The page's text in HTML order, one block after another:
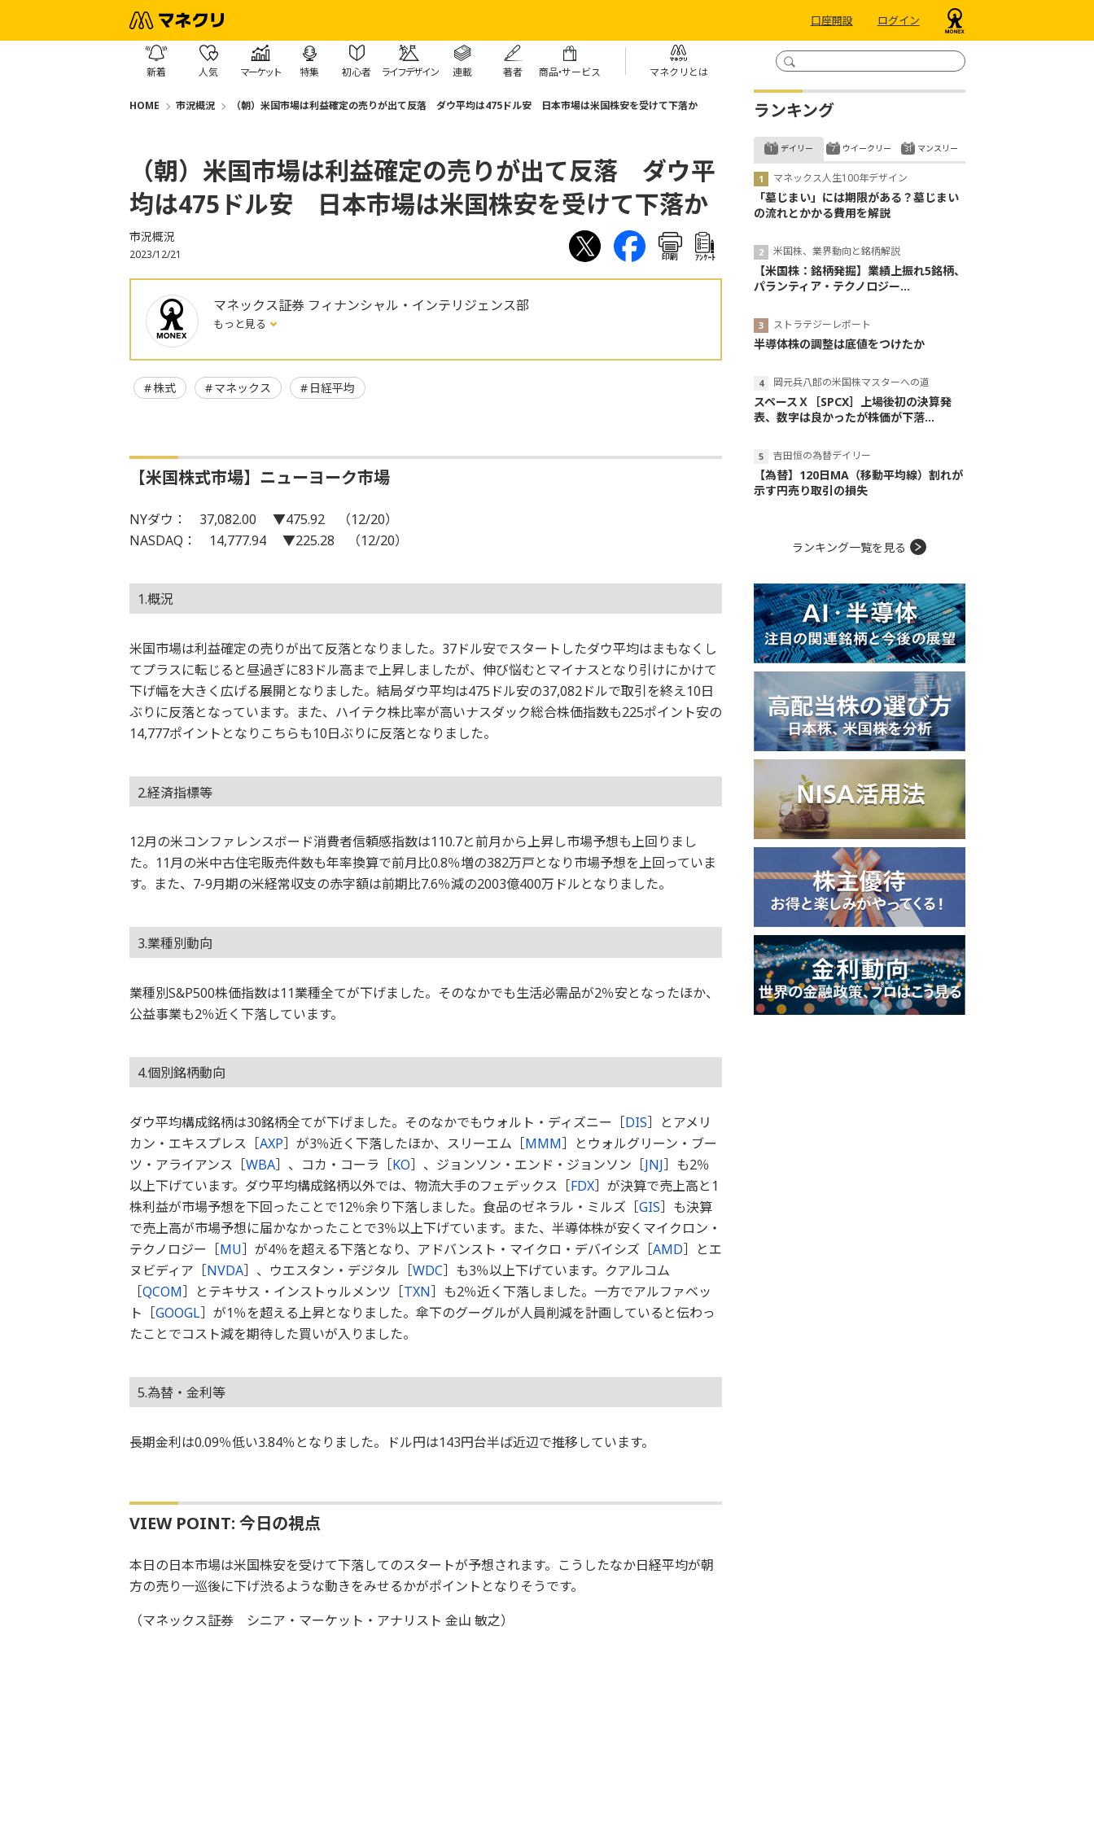
口座開設 ログイン
新着 人気 マーケット 特集 初心者 ライフデザイン 連載 著者 商品・サービス マネクリとは
HOME 市況概況 （朝）米国市場は利益確定の売りが出て反落 ダウ平均は475ドル安 日本市場は米国株安を受けて下落か
（朝）米国市場は利益確定の売りが出て反落 ダウ平
均は475ドル安 日本市場は米国株安を受けて下落か
市況概況
2023/12/21 印刷 ｱﾝｹｰﾄ
マネックス証券 フィナンシャル・インテリジェンス部
もっと見る
株式 マネックス 日経平均
【米国株式市場】ニューヨーク市場
NYダウ： 37,082.00 ▼475.92 （12/20）
NASDAQ： 14,777.94 ▼225.28 （12/20）
1.概況
米国市場は利益確定の売りが出て反落となりました。37ドル安でスタートしたダウ平均はまもなくし
てプラスに転じると昼過ぎに83ドル高まで上昇しましたが、伸び悩むとマイナスとなり引けにかけて
下げ幅を大きく広げる展開となりました。結局ダウ平均は475ドル安の37,082ドルで取引を終え10日
ぶりに反落となっています。また、ハイテク株比率が高いナスダック総合株価指数も225ポイント安の
14,777ポイントとなりこちらも10日ぶりに反落となりました。
2.経済指標等
12月の米コンファレンスボード消費者信頼感指数は110.7と前月から上昇し市場予想も上回りまし
た。11月の米中古住宅販売件数も年率換算で前月比0.8％増の382万戸となり市場予想を上回っていま
す。また、7-9月期の米経常収支の赤字額は前期比7.6％減の2003億400万ドルとなりました。
3.業種別動向
業種別S&P500株価指数は11業種全てが下げました。そのなかでも生活必需品が2％安となったほか、
公益事業も2％近く下落しています。
4.個別銘柄動向
ダウ平均構成銘柄は30銘柄全てが下げました。そのなかでもウォルト・ディズニー［DIS］とアメリ
カン・エキスプレス［AXP］が3％近く下落したほか、スリーエム［MMM］とウォルグリーン・ブー
ツ・アライアンス［WBA］、コカ・コーラ［KO］、ジョンソン・エンド・ジョンソン［JNJ］も2％
以上下げています。ダウ平均構成銘柄以外では、物流大手のフェデックス［FDX］が決算で売上高と1
株利益が市場予想を下回ったことで12％余り下落しました。食品のゼネラル・ミルズ［GIS］も決算
で売上高が市場予想に届かなかったことで3％以上下げています。また、半導体株が安くマイクロン・
テクノロジー［MU］が4％を超える下落となり、アドバンスト・マイクロ・デバイシズ［AMD］とエ
ヌビディア［NVDA］、ウエスタン・デジタル［WDC］も3％以上下げています。クアルコム
［QCOM］とテキサス・インストゥルメンツ［TXN］も2％近く下落しました。一方でアルファベッ
ト［GOOGL］が1％を超える上昇となりました。傘下のグーグルが人員削減を計画していると伝わっ
たことでコスト減を期待した買いが入りました。
5.為替・金利等
長期金利は0.09％低い3.84％となりました。ドル円は143円台半ば近辺で推移しています。
VIEW POINT: 今日の視点
本日の日本市場は米国株安を受けて下落してのスタートが予想されます。こうしたなか日経平均が朝
方の売り一巡後に下げ渋るような動きをみせるかがポイントとなりそうです。
（マネックス証券 シニア・マーケット・アナリスト 金山 敏之）
ランキング
デイリー
マネックス人生100年デザイン
「墓じまい」には期限がある？墓じまい
の流れとかかる費用を解説
米国株、業界動向と銘柄解説
【米国株：銘柄発掘】業績上振れ5銘柄、
パランティア・テクノロジー...
ストラテジーレポート
半導体株の調整は底値をつけたか
岡元兵八郎の米国株マスターへの道
スペースＸ［SPCX］上場後初の決算発
表、数字は良かったが株価が下落...
吉田恒の為替デイリー
【為替】120日MA（移動平均線）割れが
示す円売り取引の損失
ウイークリー マンスリー
ランキング一覧を見る